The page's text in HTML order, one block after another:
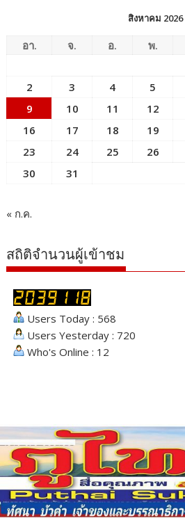
สิงหาคม 2026
อา. จ. อ. พ.
2
3 4 5
9
10 11 12
16
17 18 19
23
24 25 26
30
31
« ก.ค.
สถิติจำนวนผู้เข้าชม
Users Today : 568
Users Yesterday : 720
Who's Online : 12